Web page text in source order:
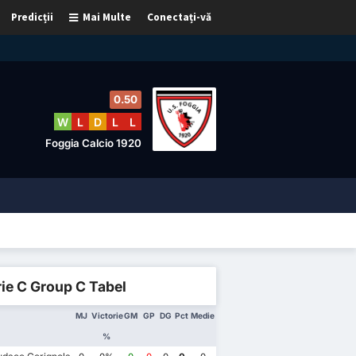
Conectați-vă
Mai Multe
Predicții
0.50
W L D L L
Foggia Calcio 1920
C Group C Tabel
MJ Victorie
%
GM GP DG Pct Medie